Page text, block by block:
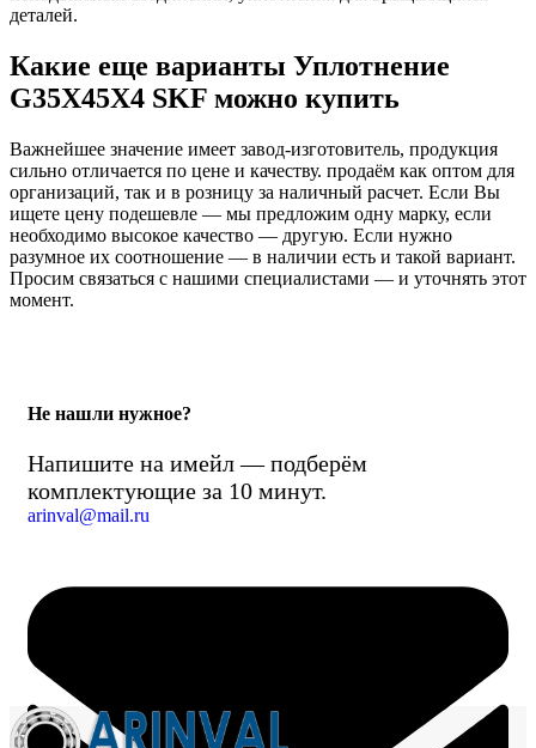
деталей.
Какие еще варианты Уплотнение
G35X45X4 SKF можно купить
Важнейшее значение имеет завод-изготовитель, продукция
сильно отличается по цене и качеству. продаём как оптом для
организаций, так и в розницу за наличный расчет. Если Вы
ищете цену подешевле — мы предложим одну марку, если
необходимо высокое качество — другую. Если нужно
разумное их соотношение — в наличии есть и такой вариант.
Просим связаться с нашими специалистами — и уточнять этот
момент.
Не нашли нужное?
Напишите на имейл — подберём
комплектующие за 10 минут.
arinval@mail.ru